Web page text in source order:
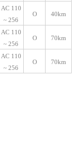
AC 110
~ 256
O 40km
AC 110
~ 256
O 70km
AC 110
~ 256
O 70km